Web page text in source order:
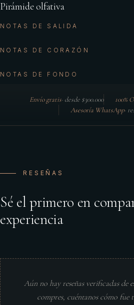
Pirámide olfativa
NOTAS DE SALIDA
NOTAS DE CORAZÓN
NOTAS DE FONDO
Envío gratis· desde $300.000 100%
Asesoría WhatsApp·
RESEÑAS
Sé el primero en
experiencia
Aún no hay reseñas verificadas de
compres, cuéntanos cómo fue